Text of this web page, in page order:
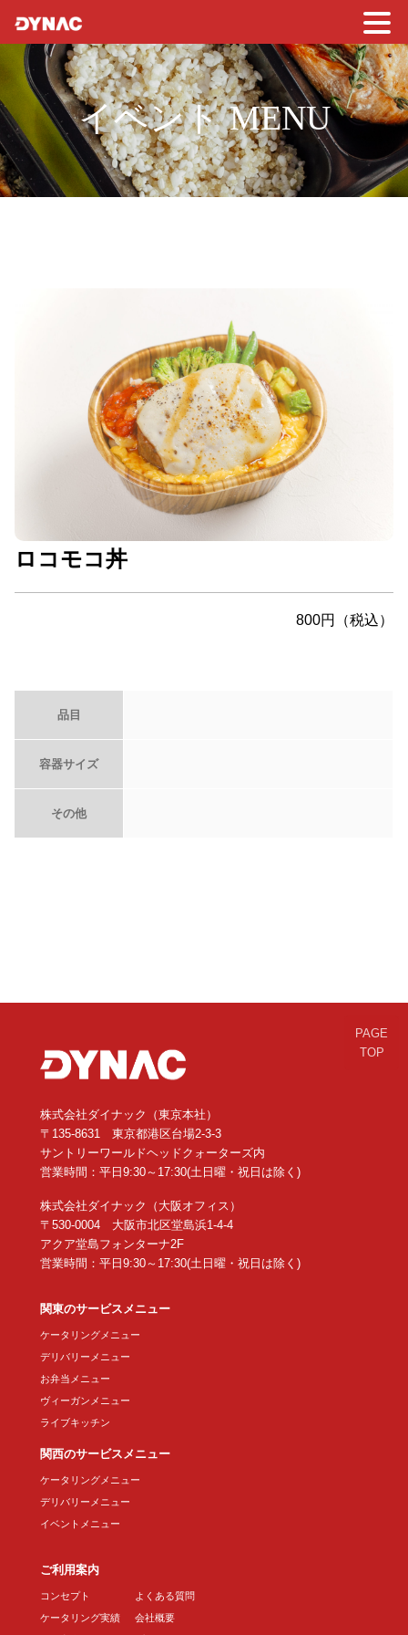
イベント MENU
ロコモコ丼
800円（税込）
品目
容器サイズ
その他
PAGE
TOP
株式会社ダイナック（東京本社）
〒135-8631 東京都港区台場2-3-3
サントリーワールドヘッドクォーターズ内
営業時間：平日9:30～17:30(土日曜・祝日は除く)
株式会社ダイナック（大阪オフィス）
〒530-0004 大阪市北区堂島浜1-4-4
アクア堂島フォンターナ2F
営業時間：平日9:30～17:30(土日曜・祝日は除く)
関東のサービスメニュー
ケータリングメニュー
デリバリーメニュー
お弁当メニュー
ヴィーガンメニュー
ライブキッチン
関西のサービスメニュー
ケータリングメニュー
デリバリーメニュー
イベントメニュー
ご利用案内
コンセプト
ケータリング実績
よくある質問
会社概要